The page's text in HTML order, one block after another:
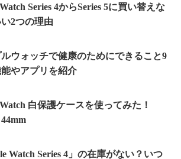
Series 4からSeries 5に買い替えな
い2つの理由
ウォッチで健康のためにできること9
やアプリを紹介
白保護ケースを使ってみた！
Watch Series 4」の在庫がない？いつ